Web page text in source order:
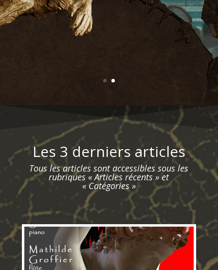
Les 3 derniers articles
Tous les articles sont accessibles sous les
rubriques « Articles récents » et
« Catégories »